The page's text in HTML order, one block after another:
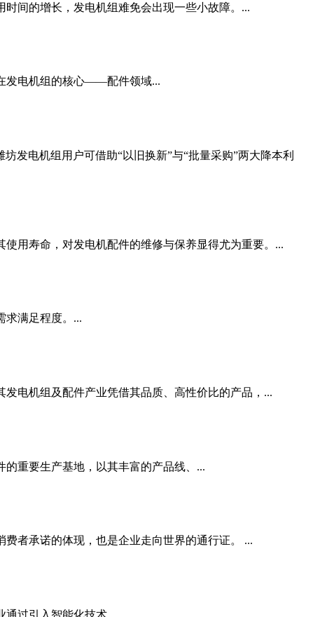
间的增长，发电机组难免会出现一些小故障。...
发电机组的核心——配件领域...
发电机组用户可借助“以旧换新”与“批量采购”两大降本利
用寿命，对发电机配件的维修与保养显得尤为重要。...
求满足程度。...
电机组及配件产业凭借其品质、高性价比的产品，...
重要生产基地，以其丰富的产品线、...
者承诺的体现，也是企业走向世界的通行证。 ...
过引入智能化技术，...